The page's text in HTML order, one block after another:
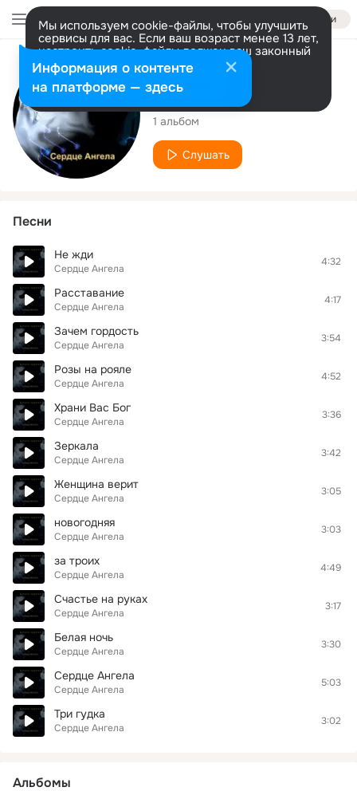
Войти
Мы используем cookie-файлы, чтобы улучшить
сервисы для вас. Если ваш возраст менее 13 лет,
настроить cookie-файлы должен ваш законный
представитель. Больше информации
Разрешить все Настроить
Исполнитель
Сердце Ангела
1 альбом
Слушать
Песни
Не жди
Сердце Ангела
4:32
Расставание
Сердце Ангела
4:17
Зачем гордость
Сердце Ангела
3:54
Розы на рояле
Сердце Ангела
4:52
Храни Вас Бог
Сердце Ангела
3:36
Зеркала
Сердце Ангела
3:42
Женщина верит
Сердце Ангела
3:05
новогодняя
Сердце Ангела
3:03
за троих
Сердце Ангела
4:49
Счастье на руках
Сердце Ангела
3:17
Белая ночь
Сердце Ангела
3:30
Сердце Ангела
Сердце Ангела
5:03
Три гудка
Сердце Ангела
3:02
Альбомы
Информация о контенте
на платформе — здесь